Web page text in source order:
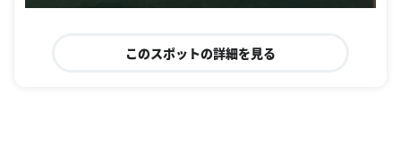
このスポットの詳細を見る